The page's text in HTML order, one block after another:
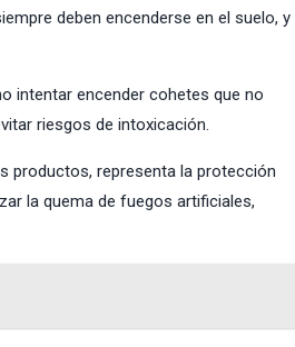
deben encenderse en el suelo, y
intentar encender cohetes que no
riesgos de intoxicación.
productos, representa la protección
la quema de fuegos artificiales,